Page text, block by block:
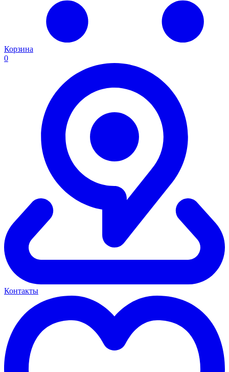
Корзина
0
Контакты